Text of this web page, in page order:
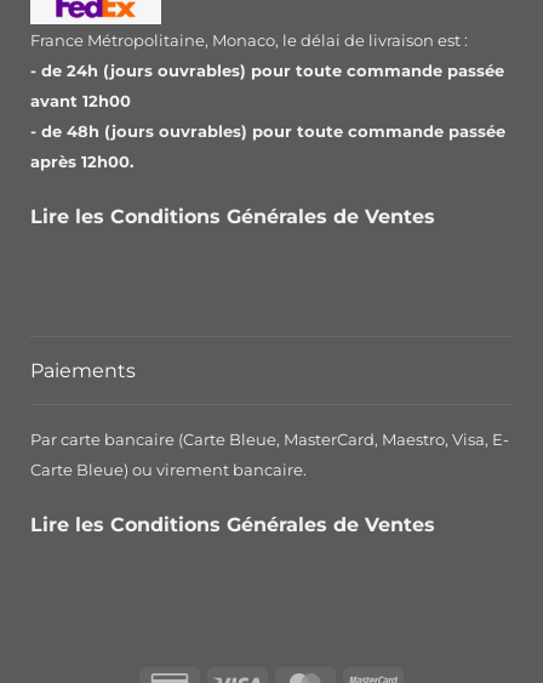
France Métropolitaine, Monaco, le délai de livraison est :
- de 24h (jours ouvrables) pour toute commande passée
avant 12h00
- de 48h (jours ouvrables) pour toute commande passée
après 12h00.
Lire les Conditions Générales de Ventes
Paiements
Par carte bancaire (Carte Bleue, MasterCard, Maestro, Visa, E-
Carte Bleue) ou virement bancaire.
Lire les Conditions Générales de Ventes